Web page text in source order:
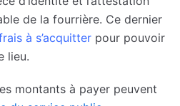
de la fourrière. Ce dernier
à s’acquitter pour pouvoir
lieu.
montants à payer peuvent